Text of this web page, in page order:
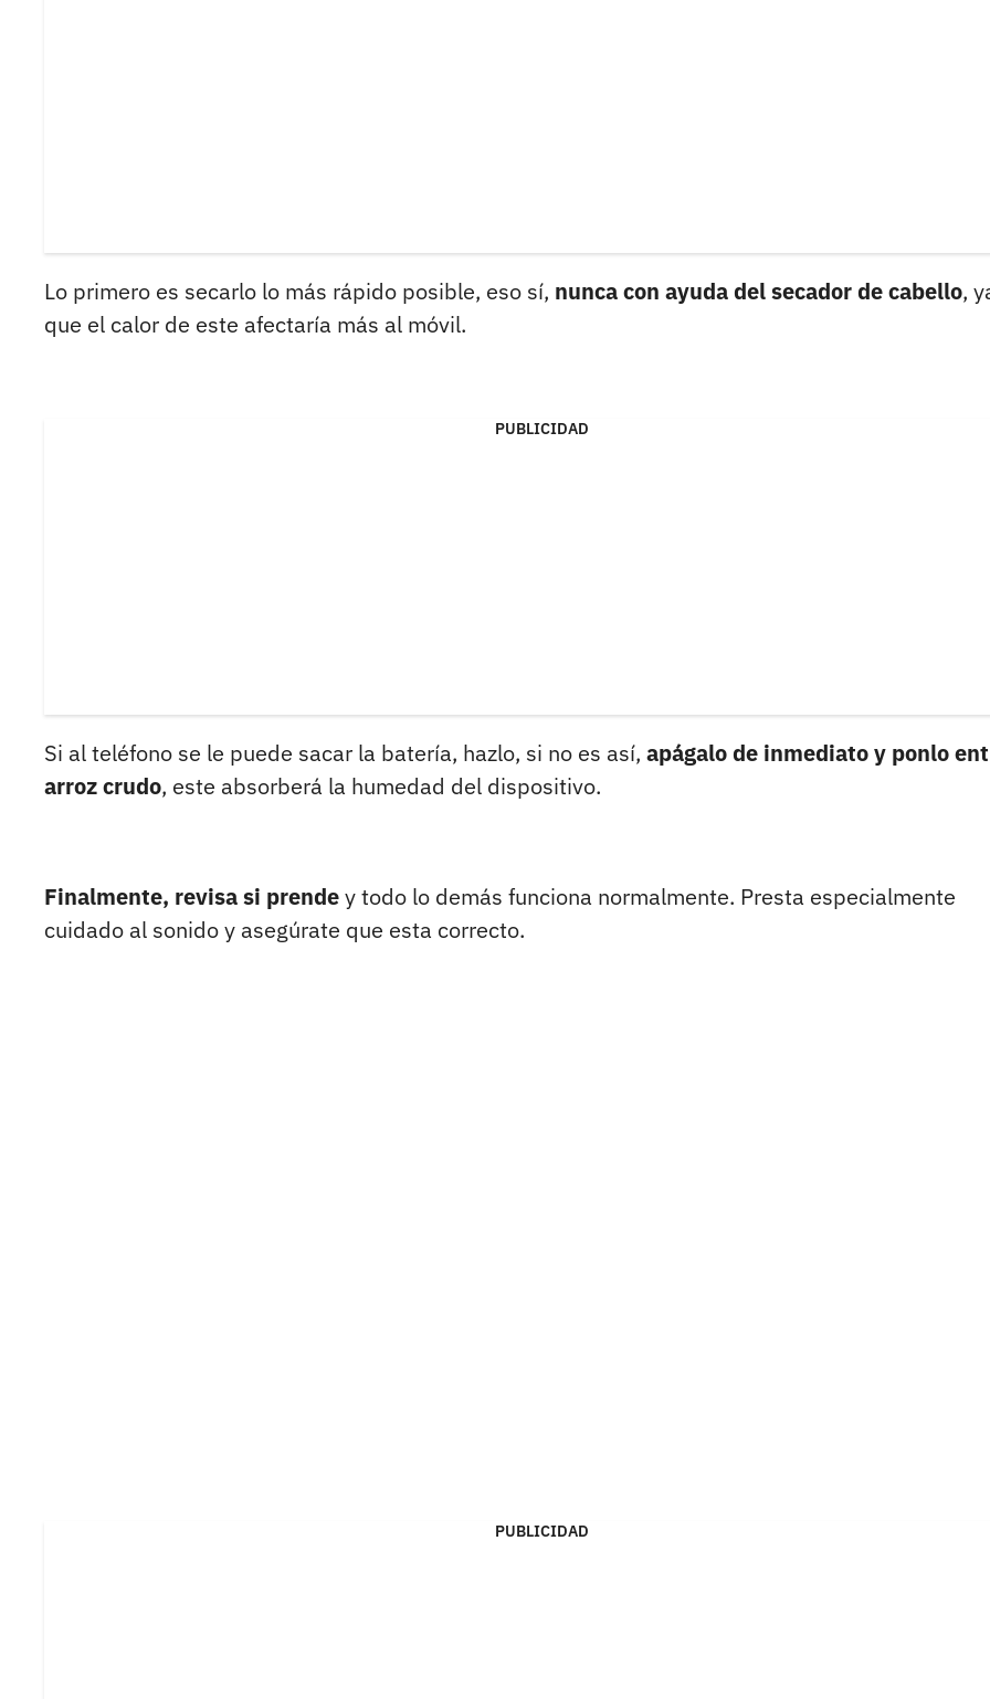
Lo primero es secarlo lo más rápido posible, eso sí, nunca con ayuda del secador de cabello,
que el calor de este afectaría más al móvil.
PUBLICIDAD
Si al teléfono se le puede sacar la batería, hazlo, si no es así, apágalo de inmediato y ponlo
arroz crudo, este absorberá la humedad del dispositivo.
Finalmente, revisa si prendey todo lo demás funciona normalmente. Presta especialmente
cuidado al sonido y asegúrate que esta correcto.
PUBLICIDAD